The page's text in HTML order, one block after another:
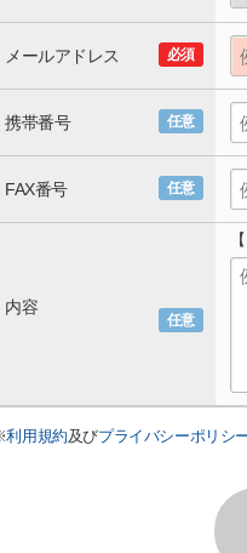
必須
メールアドレス
任意
携帯番号
任意
FAX番号
任意
内容
利用規約及びプライバシーポリシ